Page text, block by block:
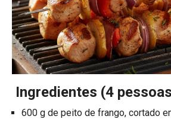
Ingredientes (4
600 g de peito de frango, cortado